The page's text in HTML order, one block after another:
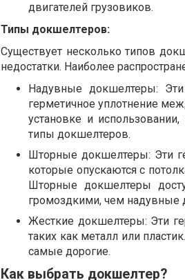
двигателей грузовиков.
Типы докшелтеров:
Существует несколько типов
недостатки. Наиболее
Надувные докшелтеры: Эти
герметичное уплотнение
установке и
типы докшелтеров.
Шторные докшелтеры: Эти
которые опускаются с
Шторные докшелтеры
громоздкими, чем надувные
Жесткие докшелтеры: Эти
таких как металл или
самые дорогие.
Как выбрать докшелтер?